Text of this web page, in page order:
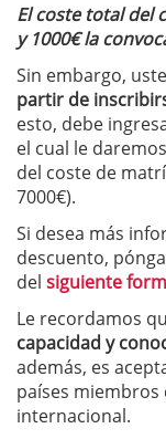
El coste total del
y 1000€ la
Sin embargo,
partir de
esto, debe
el cual le
del coste de
7000€).
Si desea más
descuento,
del siguiente
Le recordamos
capacidad y
además, es
países
internacional.